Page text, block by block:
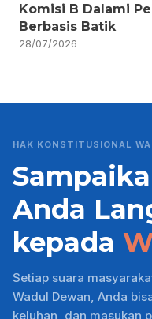
Komisi B Dalami
Berbasis Batik
28/07/2026
HAK KONSTITUSIONAL
Anda
kepada
Setiap suara
Wadul Dewan, Anda
keluhan, dan masukan